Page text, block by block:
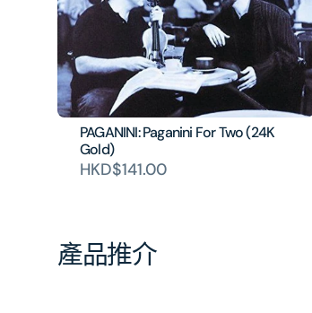
PAGANINI: Paganini For Two (24K
Gold)
HKD$141.00
產品推介